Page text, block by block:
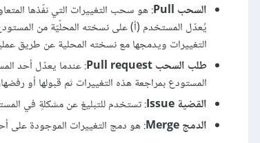
السحب Pull
: هو سحب التغييرات التي نفّذها
يُعدّل المستخدم (أ) على نسخته المحلّيّة من
التغييرات ويدمجها مع نسخته المحلية عن طريق
طلب السحب Pull request
: عندما يعدّل أحد
المستودع بمراجعة هذه التغييرات ثم قبولها أو
القضية Issue
: تستخدم للتبليغ عن مشكلةٍ في
الدمج Merge
: هو دمج التغييرات الموجودة على